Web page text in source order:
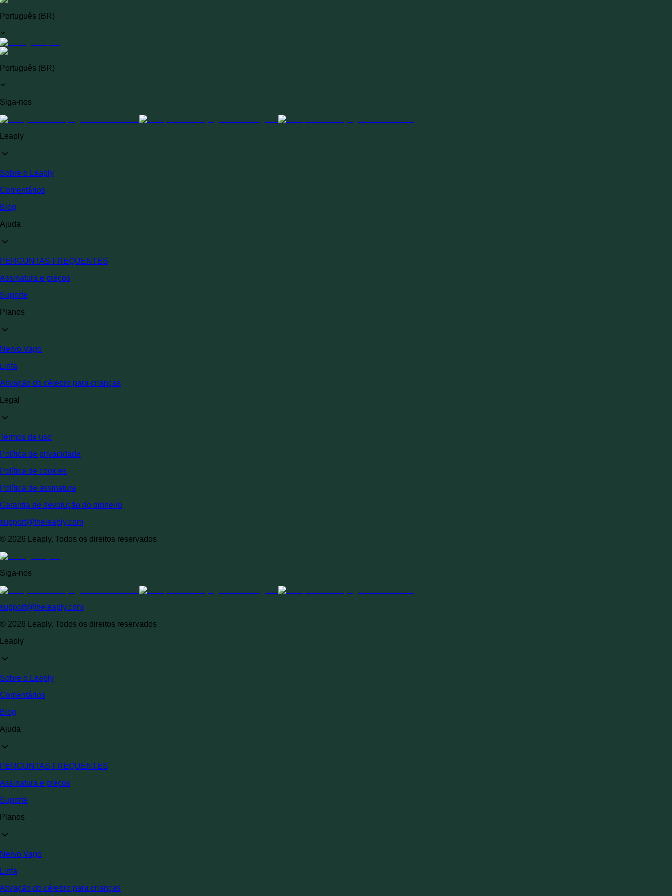
Português (BR)
Português (BR)
Siga-nos
Leaply
Sobre o Leaply
Comentários
Blog
Ajuda
PERGUNTAS FREQUENTES
Assinatura e preços
Suporte
Planos
Nervo Vago
Linfa
Ativação do cérebro para crianças
Legal
Termos de uso
Política de privacidade
Política de cookies
Política de assinatura
Garantia de devolução do dinheiro
support@theleaply.com
© 2026 Leaply. Todos os direitos reservados
Siga-nos
support@theleaply.com
© 2026 Leaply. Todos os direitos reservados
Leaply
Sobre o Leaply
Comentários
Blog
Ajuda
PERGUNTAS FREQUENTES
Assinatura e preços
Suporte
Planos
Nervo Vago
Linfa
Ativação do cérebro para crianças